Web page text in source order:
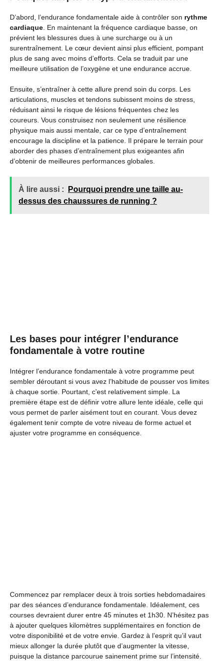
D’abord, l’endurance fondamentale aide à contrôler son rythme
cardiaque . En maintenant la fréquence cardiaque basse, on
prévient les blessures dues à une surcharge ou à un
surentraînement. Le cœur devient ainsi plus efficient, pompant
plus de sang avec moins d’efforts. Cela se traduit par une
meilleure utilisation de l’oxygène et une endurance accrue.
Ensuite, s’entraîner à cette allure prend soin du corps. Les
articulations, muscles et tendons subissent moins de stress,
réduisant ainsi le risque de lésions fréquentes chez les
coureurs. Vous construisez non seulement une résilience
physique mais aussi mentale, car ce type d’entraînement
encourage la discipline et la patience. Il prépare le terrain pour
aborder des phases d’entraînement plus exigeantes afin
d’obtenir de meilleures performances globales.
À lire aussi :
Pourquoi prendre une taille au-
dessus des chaussures de running ?
Les bases pour intégrer l’endurance
fondamentale à votre routine
Intégrer l’endurance fondamentale à votre programme peut
sembler déroutant si vous avez l’habitude de pousser vos limites
à chaque sortie. Pourtant, c’est relativement simple. La
première étape est de définir votre allure lente idéale, celle qui
vous permet de parler aisément tout en courant. Vous devez
également tenir compte de votre niveau de forme actuel et
ajuster votre programme en conséquence.
Commencez par remplacer deux à trois sorties hebdomadaires
par des séances d’endurance fondamentale. Idéalement, ces
courses devraient durer entre 45 minutes et 1h30. N’hésitez pas
à ajouter quelques kilomètres supplémentaires en fonction de
votre disponibilité et de votre envie. Gardez à l’esprit qu’il vaut
mieux allonger la durée plutôt que d’augmenter la vitesse,
puisque la distance parcourue sainement prime sur l’intensité.